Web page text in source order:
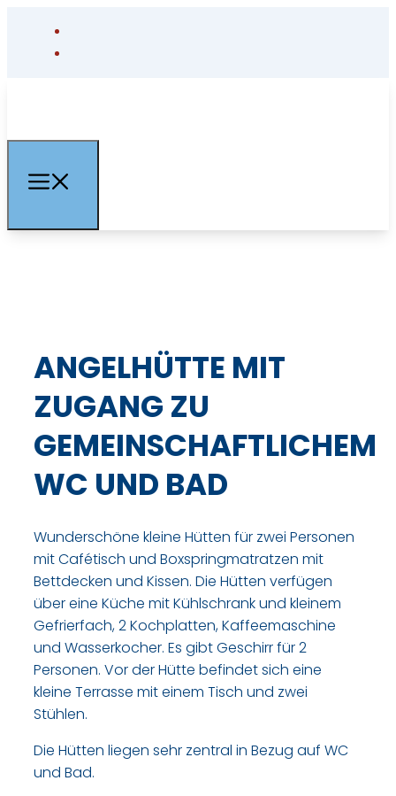
ANGELHÜTTE MIT
ZUGANG ZU
GEMEINSCHAFTLICHEM
WC UND BAD
Wunderschöne kleine Hütten für zwei Personen
mit Cafétisch und Boxspringmatratzen mit
Bettdecken und Kissen. Die Hütten verfügen
über eine Küche mit Kühlschrank und kleinem
Gefrierfach, 2 Kochplatten, Kaffeemaschine
und Wasserkocher. Es gibt Geschirr für 2
Personen. Vor der Hütte befindet sich eine
kleine Terrasse mit einem Tisch und zwei
Stühlen.
Die Hütten liegen sehr zentral in Bezug auf WC
und Bad.​